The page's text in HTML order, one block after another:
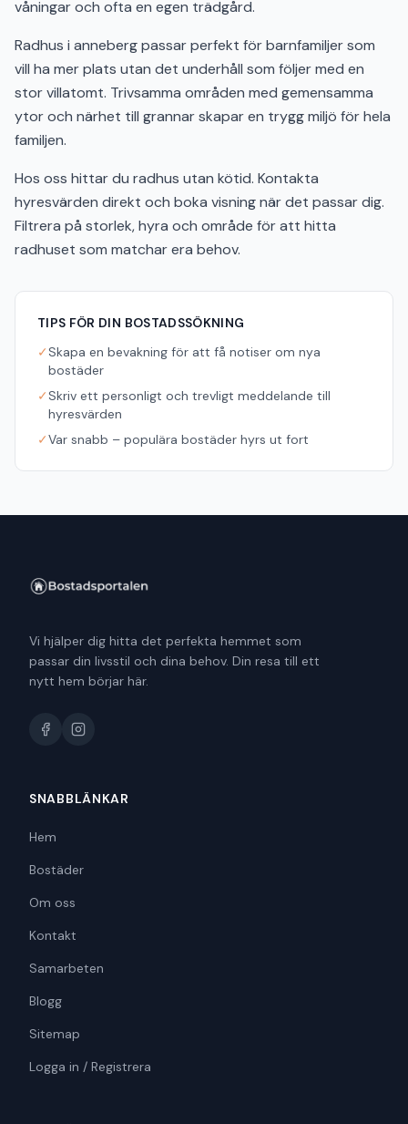
våningar och ofta en egen trädgård.
Radhus i anneberg passar perfekt för barnfamiljer som
vill ha mer plats utan det underhåll som följer med en
stor villatomt. Trivsamma områden med gemensamma
ytor och närhet till grannar skapar en trygg miljö för hela
familjen.
Hos oss hittar du radhus utan kötid. Kontakta
hyresvärden direkt och boka visning när det passar dig.
Filtrera på storlek, hyra och område för att hitta
radhuset som matchar era behov.
TIPS FÖR DIN BOSTADSSÖKNING
✓Skapa en bevakning för att få notiser om nya
bostäder
✓Skriv ett personligt och trevligt meddelande till
hyresvärden
✓Var snabb – populära bostäder hyrs ut fort
Vi hjälper dig hitta det perfekta hemmet som
passar din livsstil och dina behov. Din resa till ett
nytt hem börjar här.
SNABBLÄNKAR
Hem
Bostäder
Om oss
Kontakt
Samarbeten
Blogg
Sitemap
Logga in / Registrera